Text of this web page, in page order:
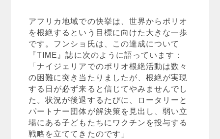
アフリカ地域での快挙は、世界からポリオ
を根絶するという目標に向けた大きな一歩
です。フンショ氏は、この達成について
『TIME』誌に次のように語っています：
「ナイジェリアでのポリオ根絶活動は数々
の困難に突き当たりましたが、根絶が実現
する日が必ず来ると信じてやみませんでし
た。状況が後退するたびに、ロータリーと
パートナー団体が解決策を見出し、弱い立
場にある子どもたちにワクチンを投与する
戦略を立ててきたのです」